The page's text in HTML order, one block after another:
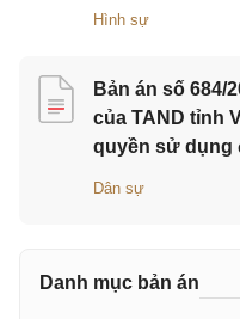
Hình sự
Bản án số 684/
của TAND tỉnh
quyền sử dụng
Dân sự
Danh mục bản án